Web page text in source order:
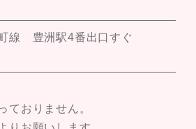
線 豊洲駅4番出口すぐ
ておりません。